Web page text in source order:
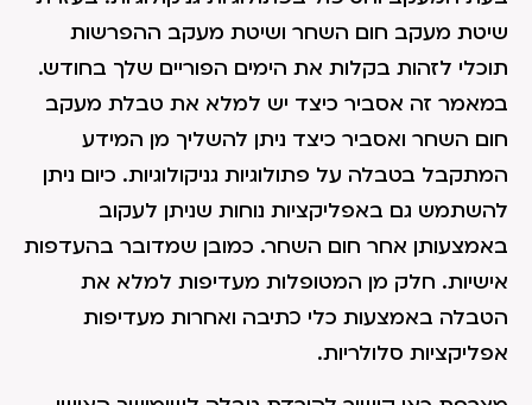
שיטת מעקב חום השחר ושיטת מעקב ההפרשות
תוכלי לזהות בקלות את הימים הפוריים שלך בחודש.
במאמר זה אסביר כיצד יש למלא את טבלת מעקב
חום השחר ואסביר כיצד ניתן להשליך מן המידע
המתקבל בטבלה על פתולוגיות גניקולוגיות. כיום ניתן
להשתמש גם באפליקציות נוחות שניתן לעקוב
באמצעותן אחר חום השחר. כמובן שמדובר בהעדפות
אישיות. חלק מן המטופלות מעדיפות למלא את
הטבלה באמצעות כלי כתיבה ואחרות מעדיפות
אפליקציות סלולריות.